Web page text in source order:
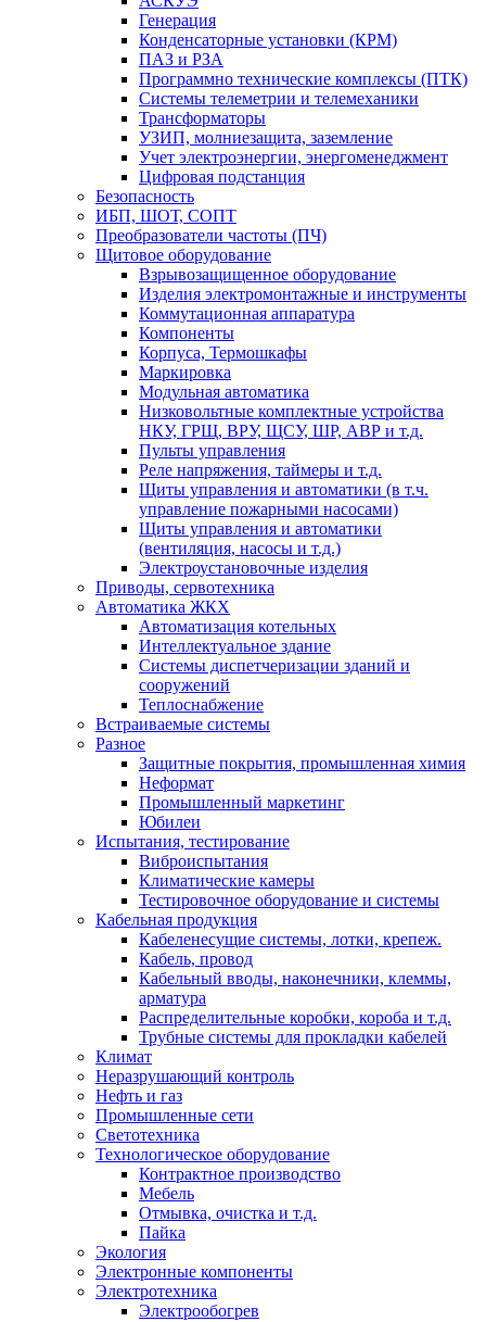
Генерация
Конденсаторные установки (КРМ)
ПАЗ и РЗА
Программно технические комплексы (ПТК)
Системы телеметрии и телемеханики
Трансформаторы
УЗИП, молниезащита, заземление
Учет электроэнергии, энергоменеджмент
Цифровая подстанция
Безопасность
ИБП, ШОТ, СОПТ
Преобразователи частоты (ПЧ)
Щитовое оборудование
Взрывозащищенное оборудование
Изделия электромонтажные и инструменты
Коммутационная аппаратура
Компоненты
Корпуса, Термошкафы
Маркировка
Модульная автоматика
Низковольтные комплектные устройства
НКУ, ГРЩ, ВРУ, ЩСУ, ШР, АВР и т.д.
Пульты управления
Реле напряжения, таймеры и т.д.
Щиты управления и автоматики (в т.ч.
управление пожарными насосами)
Щиты управления и автоматики
(вентиляция, насосы и т.д.)
Электроустановочные изделия
Приводы, сервотехника
Автоматика ЖКХ
Автоматизация котельных
Интеллектуальное здание
Системы диспетчеризации зданий и
сооружений
Теплоснабжение
Встраиваемые системы
Разное
Защитные покрытия, промышленная химия
Неформат
Промышленный маркетинг
Юбилеи
Испытания, тестирование
Виброиспытания
Климатические камеры
Тестировочное оборудование и системы
Кабельная продукция
Кабеленесущие системы, лотки, крепеж.
Кабель, провод
Кабельный вводы, наконечники, клеммы,
арматура
Распределительные коробки, короба и т.д.
Трубные системы для прокладки кабелей
Климат
Неразрушающий контроль
Нефть и газ
Промышленные сети
Светотехника
Технологическое оборудование
Контрактное производство
Мебель
Отмывка, очистка и т.д.
Пайка
Экология
Электронные компоненты
Электротехника
Электрообогрев